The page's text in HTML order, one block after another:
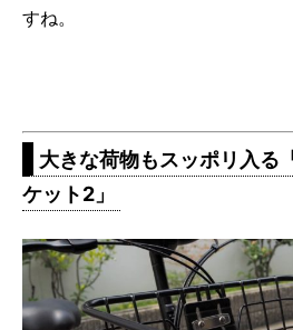
すね。
大きな荷物もスッポリ入る
ケット2」